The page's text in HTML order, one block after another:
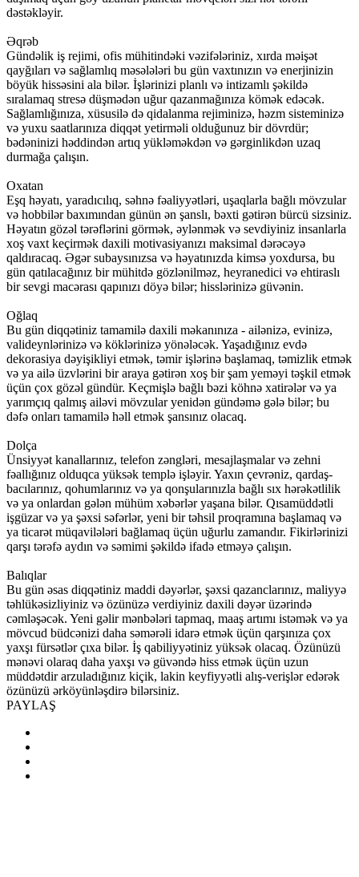
dəstəkləyir.
Əqrəb
Gündəlik iş rejimi, ofis mühitindəki vəzifələriniz, xırda məişət
qayğıları və sağlamlıq məsələləri bu gün vaxtınızın və enerjinizin
böyük hissəsini ala bilər. İşlərinizi planlı və intizamlı şəkildə
sıralamaq stresə düşmədən uğur qazanmağınıza kömək edəcək.
Sağlamlığınıza, xüsusilə də qidalanma rejiminizə, həzm sisteminizə
və yuxu saatlarınıza diqqət yetirməli olduğunuz bir dövrdür;
bədəninizi həddindən artıq yükləməkdən və gərginlikdən uzaq
durmağa çalışın.
Oxatan
Eşq həyatı, yaradıcılıq, səhnə fəaliyyətləri, uşaqlarla bağlı mövzular
və hobbilər baxımından günün ən şanslı, bəxti gətirən bürcü sizsiniz.
Həyatın gözəl tərəflərini görmək, əylənmək və sevdiyiniz insanlarla
xoş vaxt keçirmək daxili motivasiyanızı maksimal dərəcəyə
qaldıracaq. Əgər subaysınızsa və həyatınızda kimsə yoxdursa, bu
gün qatılacağınız bir mühitdə gözlənilməz, heyranedici və ehtiraslı
bir sevgi macərası qapınızı döyə bilər; hisslərinizə güvənin.
Oğlaq
Bu gün diqqətiniz tamamilə daxili məkanınıza - ailənizə, evinizə,
valideynlərinizə və köklərinizə yönələcək. Yaşadığınız evdə
dekorasiya dəyişikliyi etmək, təmir işlərinə başlamaq, təmizlik etmək
və ya ailə üzvlərini bir araya gətirən xoş bir şam yeməyi təşkil etmək
üçün çox gözəl gündür. Keçmişlə bağlı bəzi köhnə xatirələr və ya
yarımçıq qalmış ailəvi mövzular yenidən gündəmə gələ bilər; bu
dəfə onları tamamilə həll etmək şansınız olacaq.
Dolça
Ünsiyyət kanallarınız, telefon zəngləri, mesajlaşmalar və zehni
fəallığınız olduqca yüksək templə işləyir. Yaxın çevrəniz, qardaş-
bacılarınız, qohumlarınız və ya qonşularınızla bağlı sıx hərəkətlilik
və ya onlardan gələn mühüm xəbərlər yaşana bilər. Qısamüddətli
işgüzar və ya şəxsi səfərlər, yeni bir təhsil proqramına başlamaq və
ya ticarət müqavilələri bağlamaq üçün uğurlu zamandır. Fikirlərinizi
qarşı tərəfə aydın və səmimi şəkildə ifadə etməyə çalışın.
Balıqlar
Bu gün əsas diqqətiniz maddi dəyərlər, şəxsi qazanclarınız, maliyyə
təhlükəsizliyiniz və özünüzə verdiyiniz daxili dəyər üzərində
cəmləşəcək. Yeni gəlir mənbələri tapmaq, maaş artımı istəmək və ya
mövcud büdcənizi daha səmərəli idarə etmək üçün qarşınıza çox
yaxşı fürsətlər çıxa bilər. İş qabiliyyətiniz yüksək olacaq. Özünüzü
mənəvi olaraq daha yaxşı və güvəndə hiss etmək üçün uzun
müddətdir arzuladığınız kiçik, lakin keyfiyyətli alış-verişlər edərək
özünüzü ərköyünləşdirə bilərsiniz.
PAYLAŞ